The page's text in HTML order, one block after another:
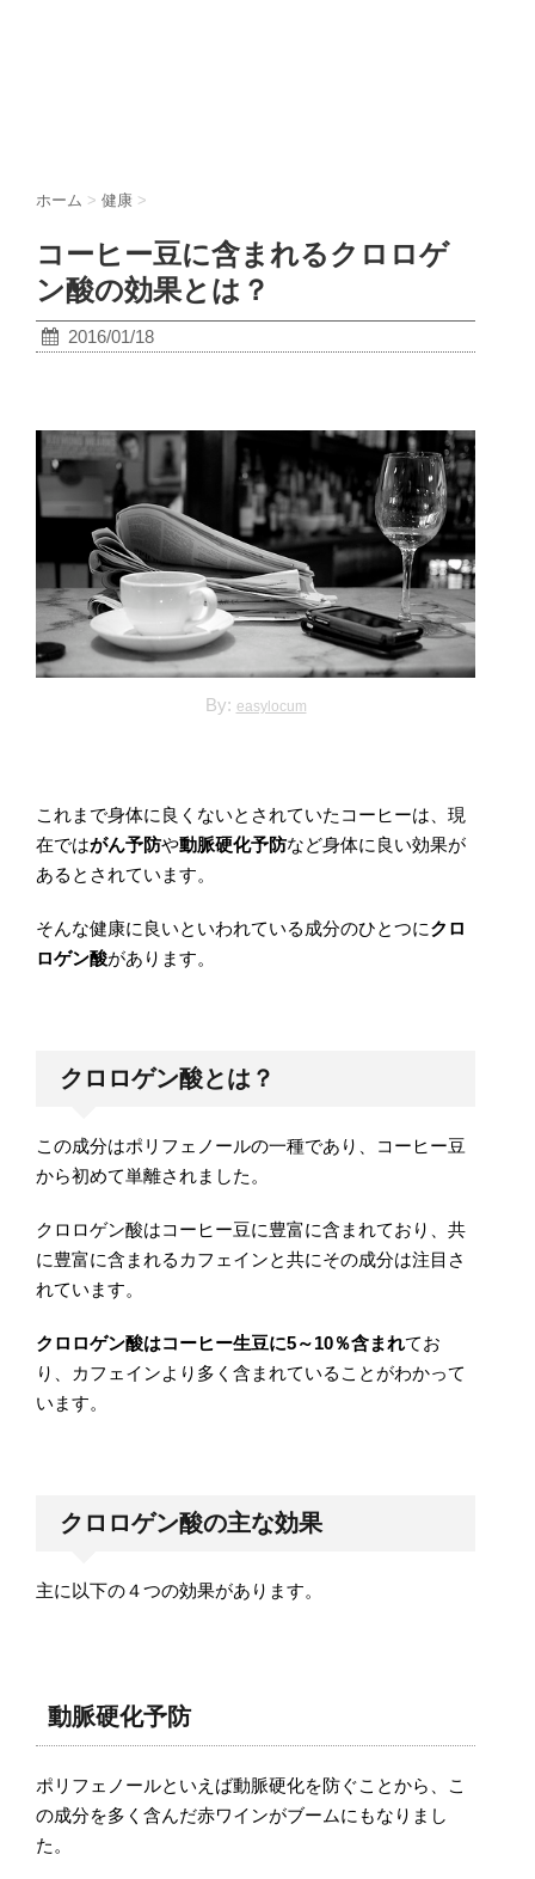
ホーム > 健康 >
コーヒー豆に含まれるクロロゲ
ン酸の効果とは？
2016/01/18
By: easylocum
これまで身体に良くないとされていたコーヒーは、現
在ではがん予防や動脈硬化予防など身体に良い効果が
あるとされています。
そんな健康に良いといわれている成分のひとつにクロ
ロゲン酸があります。
クロロゲン酸とは？
この成分はポリフェノールの一種であり、コーヒー豆
から初めて単離されました。
クロロゲン酸はコーヒー豆に豊富に含まれており、共
に豊富に含まれるカフェインと共にその成分は注目さ
れています。
クロロゲン酸はコーヒー生豆に5～10％含まれてお
り、カフェインより多く含まれていることがわかって
います。
クロロゲン酸の主な効果
主に以下の４つの効果があります。
動脈硬化予防
ポリフェノールといえば動脈硬化を防ぐことから、こ
の成分を多く含んだ赤ワインがブームにもなりまし
た。